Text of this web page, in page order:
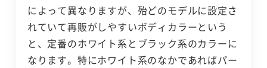
によって異なりますが、殆どのモデルに設定さ
れていて再販がしやすいボディカラーという
と、定番のホワイト系とブラック系のカラーに
なります。特にホワイト系のなかであればパー